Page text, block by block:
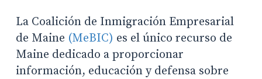
La Coalición de Inmigración Empresarial
de Maine (MeBIC) es el único recurso de
Maine dedicado a proporcionar
información, educación y defensa sobre